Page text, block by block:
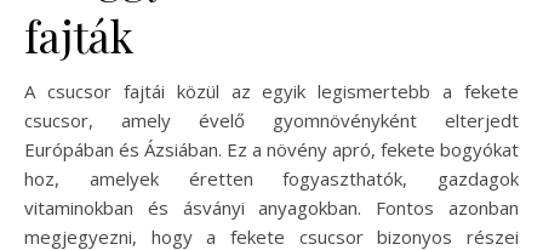
fajták
A csucsor fajtái közül az egyik legismertebb a fekete
csucsor, amely évelő gyomnövényként elterjedt
Európában és Ázsiában. Ez a növény apró, fekete bogyókat
hoz, amelyek éretten fogyaszthatók, gazdagok
vitaminokban és ásványi anyagokban. Fontos azonban
megjegyezni, hogy a fekete csucsor bizonyos részei